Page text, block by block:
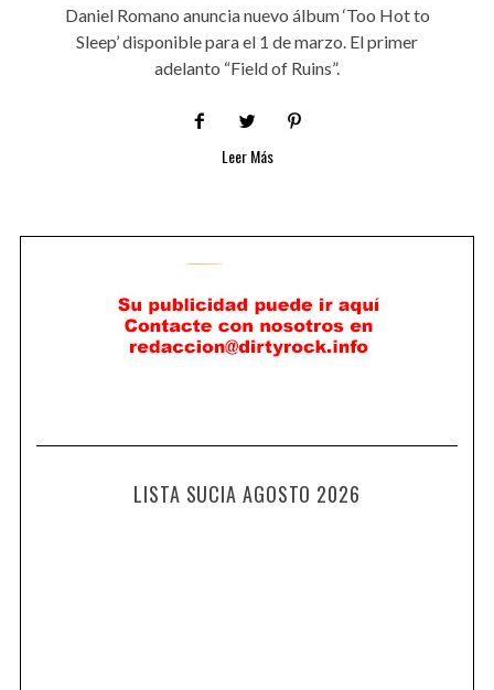
Daniel Romano anuncia nuevo álbum ‘Too Hot to
Sleep’ disponible para el 1 de marzo. El primer
adelanto “Field of Ruins”.
Leer Más
LISTA SUCIA AGOSTO 2026